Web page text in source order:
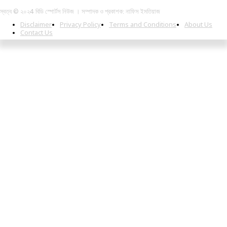
স্বত্ব © ২০২4 বিডি স্পোর্টস নিউজ । সম্পাদক ও প্রকাশক: নাফিস ইমতিয়াজ
Disclaimer Privacy Policy Terms and Conditions
About Us
Contact Us